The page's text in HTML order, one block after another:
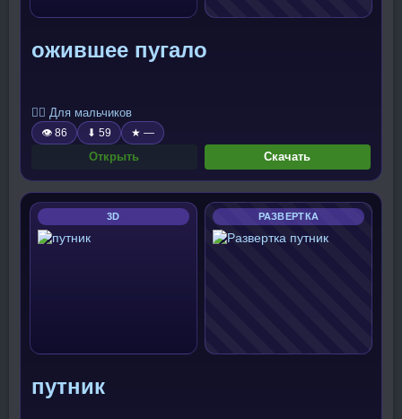
ожившее пугало
🧍‍♂️ Для мальчиков
👁 86 ⬇ 59 ★ —
Открыть Скачать
3D РАЗВЕРТКА
путник